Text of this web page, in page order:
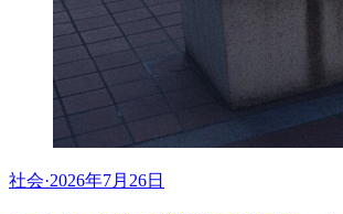
社会·2026年7月26日